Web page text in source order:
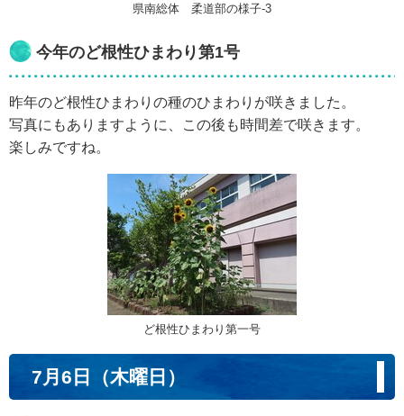
県南総体 柔道部の様子-3
今年のど根性ひまわり第1号
昨年のど根性ひまわりの種のひまわりが咲きました。
写真にもありますように、この後も時間差で咲きます。
楽しみですね。
ど根性ひまわり第一号
7月6日（木曜日）